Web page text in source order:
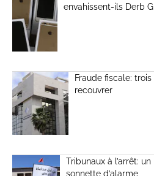
envahissent-ils Derb
Fraude fiscale:
recouvrer
Tribunaux à l’arrêt:
sonnette d’alarme